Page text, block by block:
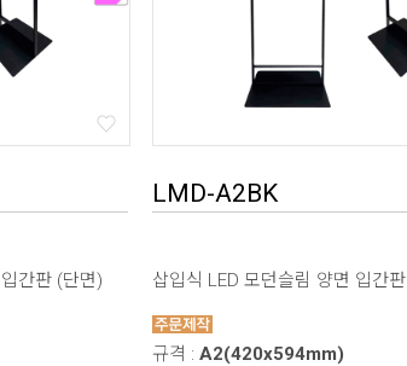
간판 (단면)
LMD-A2BK
삽입식 LED 모던슬림 양면 입간판
규격 : A2(420x594mm)